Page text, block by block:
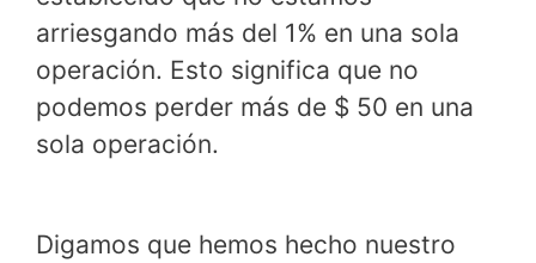
arriesgando más del 1% en una sola
operación. Esto significa que no
podemos perder más de $ 50 en una
sola operación.
Digamos que hemos hecho nuestro